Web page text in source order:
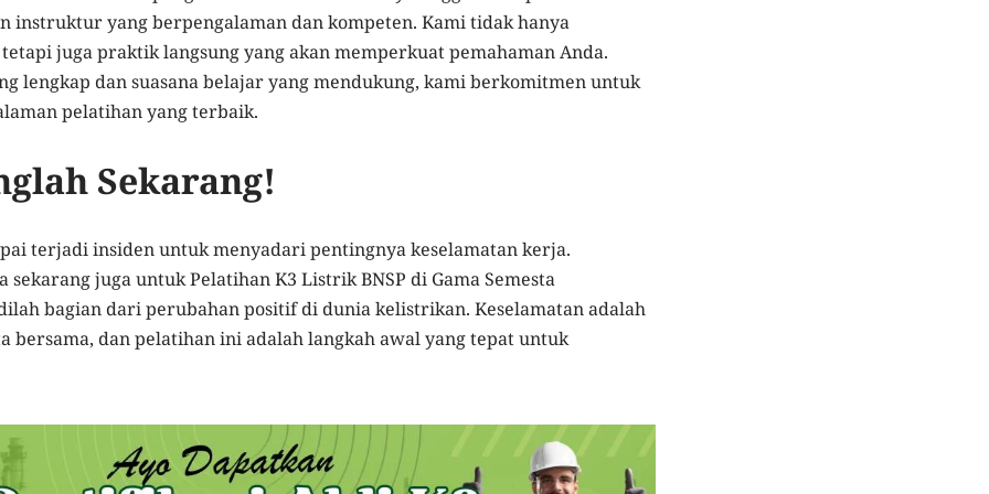
instruktur yang berpengalaman dan kompeten. Kami tidak hanya
juga praktik langsung yang akan memperkuat pemahaman Anda.
lengkap dan suasana belajar yang mendukung, kami berkomitmen untuk
pelatihan yang terbaik.
Sekarang!
terjadi insiden untuk menyadari pentingnya keselamatan kerja.
juga untuk Pelatihan K3 Listrik BNSP di Gama Semesta
bagian dari perubahan positif di dunia kelistrikan. Keselamatan adalah
bersama, dan pelatihan ini adalah langkah awal yang tepat untuk